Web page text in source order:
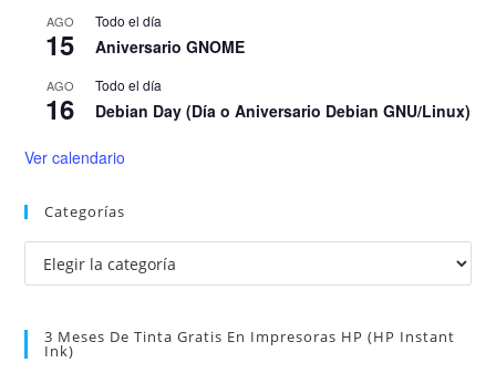
AGO
15
Todo el día
Aniversario GNOME
AGO
16
Todo el día
Debian Day (Día o Aniversario Debian GNU/Linux)
Ver calendario
Categorías
Categorías
3 Meses De Tinta Gratis En Impresoras HP (HP Instant
Ink)